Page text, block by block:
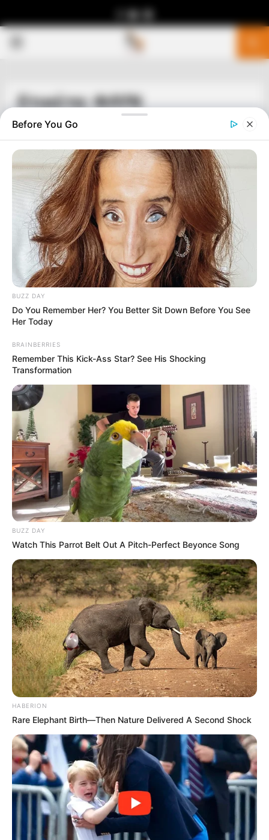
Ετικέτα: ΦΛΥΝ
ΑΠΟΨΕΙΣ
ΚΑΤΑΡΡΕΥΣΗ.. Ο ΕΠΙΚΕΙΜΕΝΟΣ ΘΑΝΑΤΟΣ
ΤΟΥΣ. ΣΥΛΛΗΨΗ.. Η ΚΑΤΑΙΓΙΔΑ!!!
ΚΑΤΑΡΡΕΥΣΗ.. Ο ΕΠΙΚΕΙΜΕΝΟΣ ΘΑΝΑΤΟΣ ΤΟΥΣ. ΣΥΛΛΗΨΗ..
Η ΚΑΤΑΙΓΙΔΑ!!! Η επικείμενη απομάκρυνση εντός των
ημερών του Πάπα Φραγκίσκου θα σημάνει και το τέλος της
κυριαρχίας των...
ΚΟΙΝΩΝΙΚΑ ΔΙΚΤΥΑ
FACEBOOK ΑΡΈΣΕΙ
YOUTUBE ΕΓΓΡΑΦΕΊΤΕ
EMAIL ΑΚΟΛΟΥΘΉΣΤΕ
Before You Go
BUZZ DAY
Do You Remember Her? You Better Sit Down Before You See
Her Today
BRAINBERRIES
Remember This Kick-Ass Star? See His Shocking
Transformation
BUZZ DAY
Watch This Parrot Belt Out A Pitch-Perfect Beyonce Song
HABERION
Rare Elephant Birth—Then Nature Delivered A Second Shock